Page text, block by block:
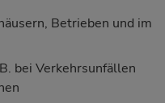
Betrieben und im
bei Verkehrsunfällen